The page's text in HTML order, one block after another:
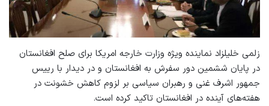
زلمی خلیلزاد نماینده‎ ویژه‌ وزارت خارجه‌ امریکا برای صلح افغانستان
در پایان ششمین دور سفرش به افغانستان و در دیدار با رییس‌
جمهور اشرف غنی و رهبران سیاسی بر لزوم کاهش خشونت در
هفته‌های آینده در افغانستان تاکید کرده است.